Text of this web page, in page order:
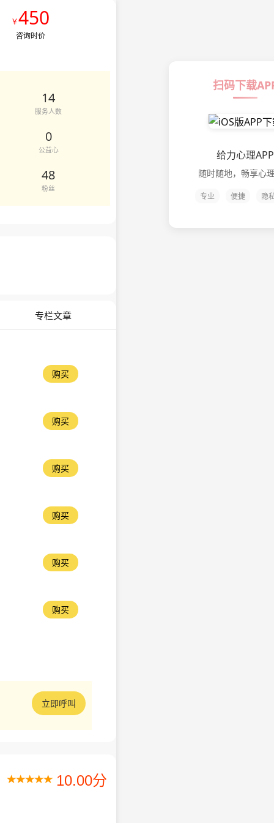

￥450
咨询时价
14
服务人数
0
公益心
48
粉丝
专栏文章
购买
购买
购买
购买
购买
购买
立即呼叫
10.00分
扫码下载
给力心理APP
随时随地，畅享心
专业 便捷 隐